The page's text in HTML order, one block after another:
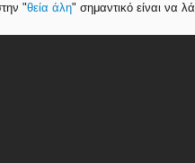
"θεία άλη" σημαντικό είναι να